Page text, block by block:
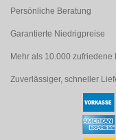
Persönliche Beratung
Garantierte Niedrigpreise
Mehr als 10.000 zufriedene
Zuverlässiger, schneller